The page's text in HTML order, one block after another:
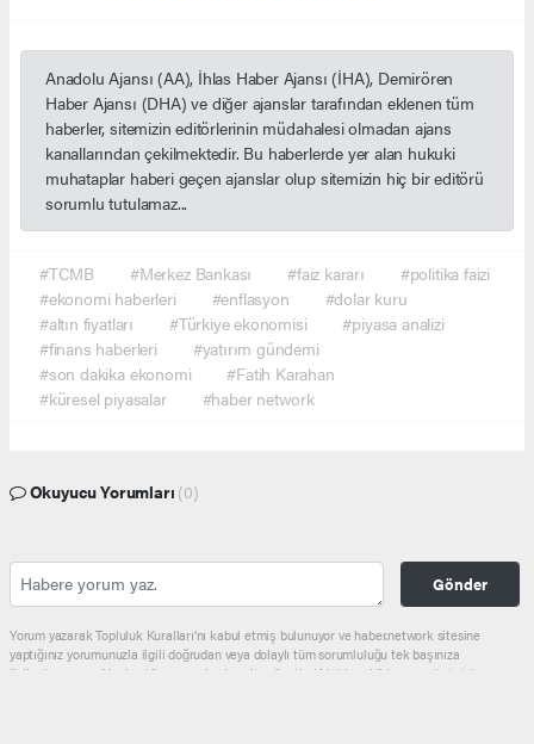
Anadolu Ajansı (AA), İhlas Haber Ajansı (İHA), Demirören
Haber Ajansı (DHA) ve diğer ajanslar tarafından eklenen tüm
haberler, sitemizin editörlerinin müdahalesi olmadan ajans
kanallarından çekilmektedir. Bu haberlerde yer alan hukuki
muhataplar haberi geçen ajanslar olup sitemizin hiç bir editörü
sorumlu tutulamaz...
#TCMB #Merkez Bankası #faiz kararı
#politika faizi
#ekonomi haberleri
#enflasyon
#dolar kuru
#altın fiyatları
#Türkiye ekonomisi
#piyasa analizi
#finans haberleri
#yatırım gündemi
#son dakika ekonomi
#Fatih Karahan
#küresel piyasalar
#haber network
Okuyucu Yorumları (0)
Gönder
Yorum yazarak Topluluk Kuralları’nı kabul etmiş bulunuyor ve haber.network sitesine
yaptığınız yorumunuzla ilgili doğrudan veya dolaylı tüm sorumluluğu tek başınıza
üstleniyorsunuz. Yazılan tüm yorumlardan site yönetimi hiçbir şekilde sorumlu tutulamaz.